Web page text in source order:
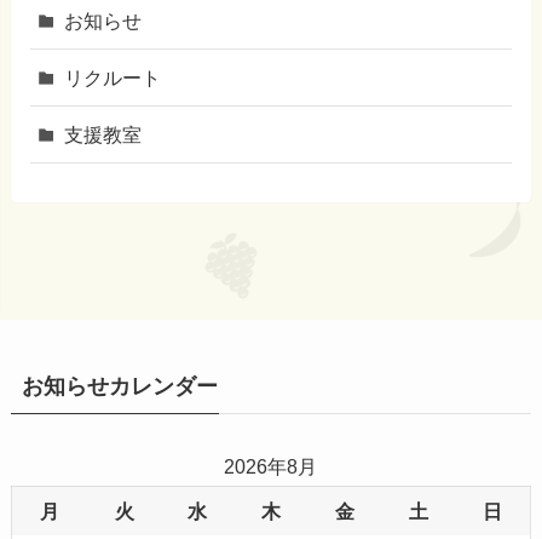
お知らせ
リクルート
支援教室
お知らせカレンダー
2026年8月
月 火 水 木 金 土 日